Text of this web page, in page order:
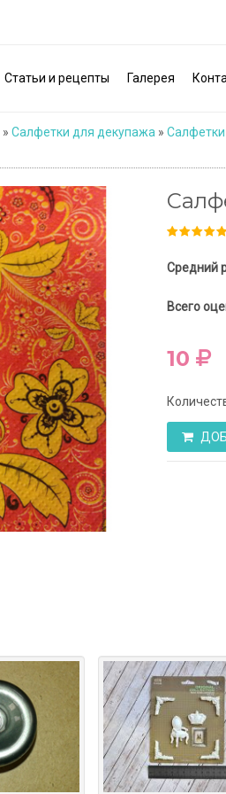
Статьи и рецепты Галерея
» Салфетки для декупажа »
Средний
Всего
10